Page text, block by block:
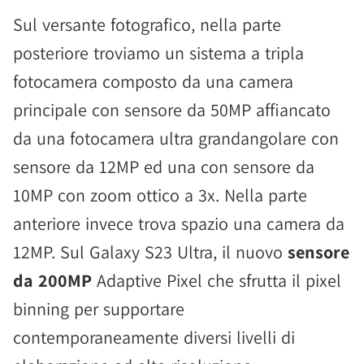
Sul versante fotografico, nella parte
posteriore troviamo un sistema a tripla
fotocamera composto da una camera
principale con sensore da 50MP affiancato
da una fotocamera ultra grandangolare con
sensore da 12MP ed una con sensore da
10MP con zoom ottico a 3x. Nella parte
anteriore invece trova spazio una camera da
12MP. Sul Galaxy S23 Ultra, il nuovo sensore
da 200MP Adaptive Pixel che sfrutta il pixel
binning per supportare
contemporaneamente diversi livelli di